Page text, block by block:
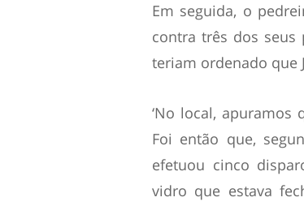
Em seguida, o
contra três dos seus
teriam ordenado que
‘No local,
Foi então que,
efetuou cinco
vidro que estava